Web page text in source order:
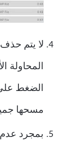
لا يتم حذف
المحاولة
الضغط
مسحها
بمجرد